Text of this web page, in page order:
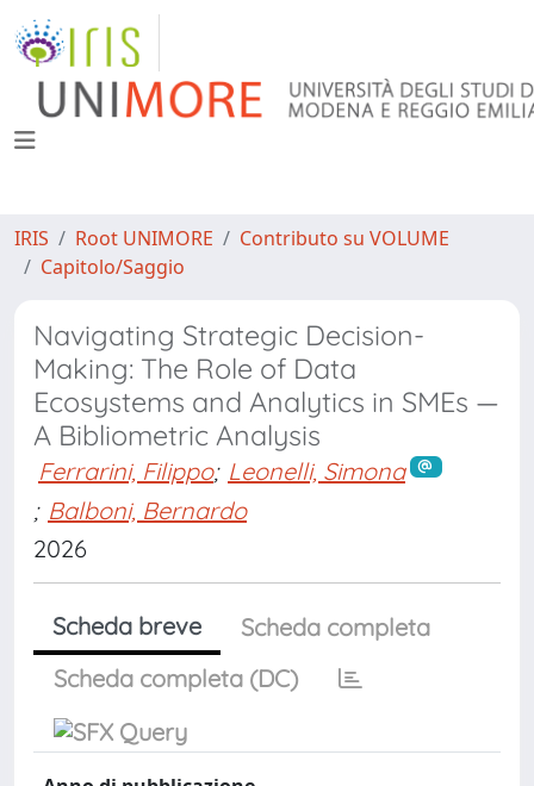
IRIS Root UNIMORE
Contributo su VOLUME
Capitolo/Saggio
Navigating Strategic Decision-
Making: The Role of Data
Ecosystems and Analytics in SMEs —
A Bibliometric Analysis
Ferrarini, Filippo; Leonelli, Simona
; Balboni, Bernardo
2026
Scheda breve
Scheda completa
Scheda completa (DC)